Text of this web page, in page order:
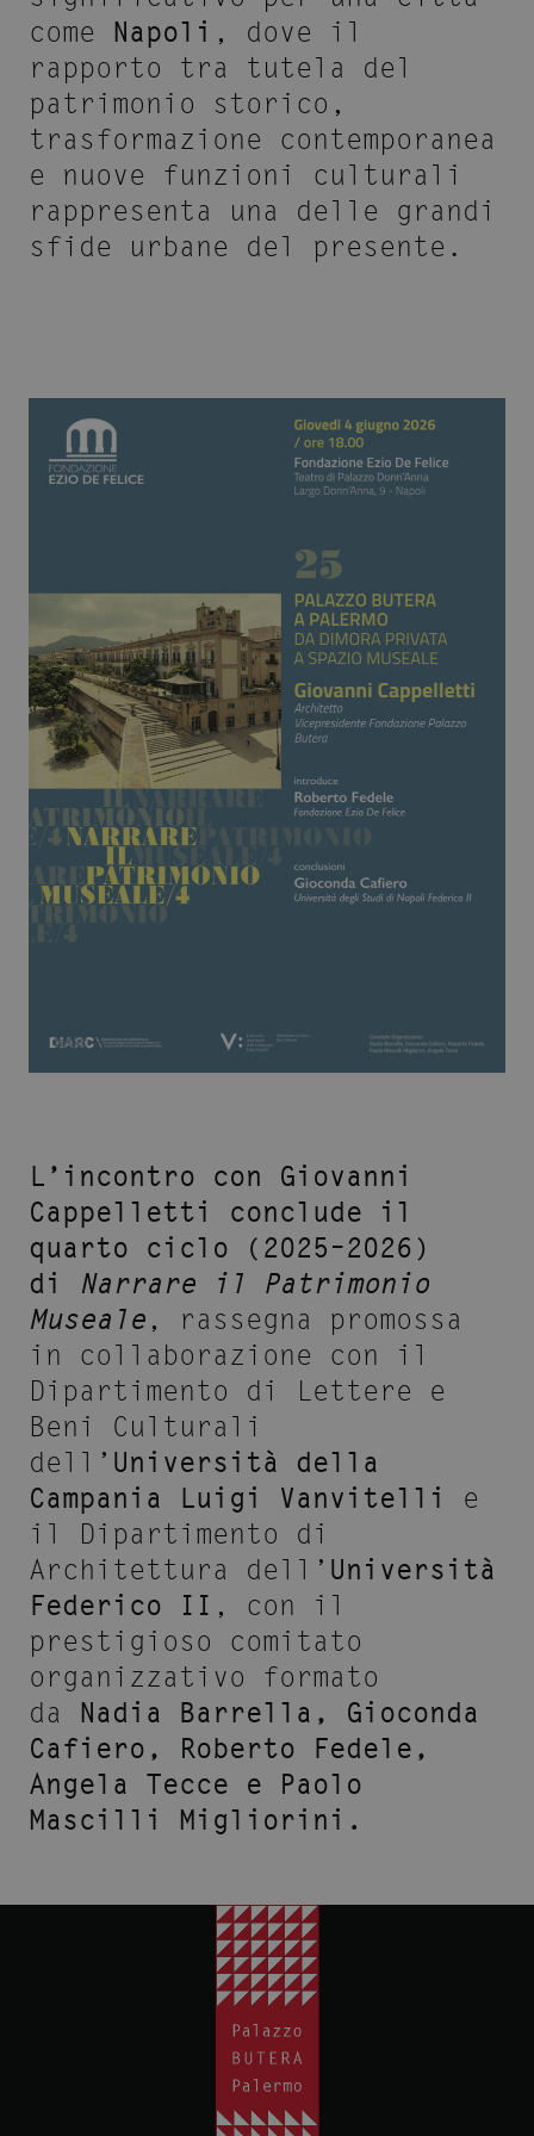
come Napoli , dove il
rapporto tra tutela del
patrimonio storico,
trasformazione contemporanea
e nuove funzioni culturali
rappresenta una delle grandi
sfide urbane del presente.
L’incontro con Giovanni
Cappelletti conclude il
quarto ciclo (2025–2026)
di Narrare il Patrimonio
Museale , rassegna promossa
in collaborazione con il
Dipartimento di Lettere e
Beni Culturali
dell’ Università della
Campania Luigi Vanvitelli
e
il Dipartimento di
Architettura dell’ Università
Federico II , con il
prestigioso comitato
organizzativo formato
da Nadia Barrella, Gioconda
Cafiero, Roberto Fedele,
Angela Tecce e Paolo
Mascilli Migliorini.